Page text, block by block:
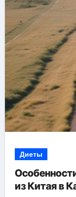
Диеты
из Китая в